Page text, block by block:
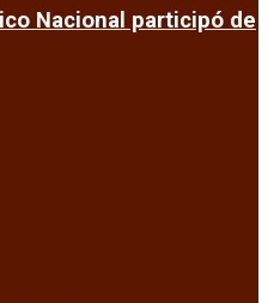
Nacional participó de